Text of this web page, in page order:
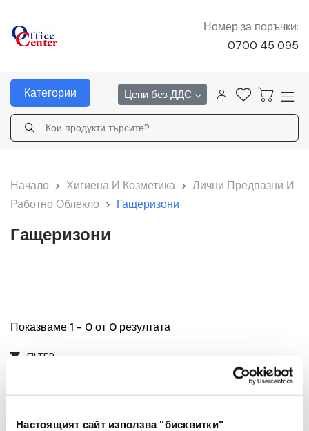
Настоящият сайт използва "бисквитки"
Номер за поръчки:
0700 45 095
Категории Цени без ДДС
Начало > Хигиена И Козметика > Лични Предпазни И
Работно Облекло > Гащеризони
Гащеризони
Показваме 1 - 0 от 0 резултата
FILTER